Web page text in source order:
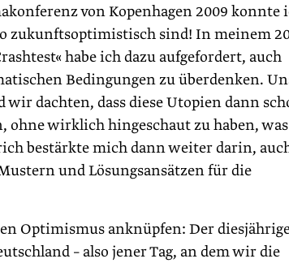
von Kopenhagen 2009 konnte
zukunftsoptimistisch sind! In meinem
habe ich dazu aufgefordert, auch
Bedingungen zu überdenken.
dachten, dass diese Utopien dann
ohne wirklich hingeschaut zu haben,
bestärkte mich dann weiter darin,
und Lösungsansätzen für die
Optimismus anknüpfen: Der
– also jener Tag, an dem wir die